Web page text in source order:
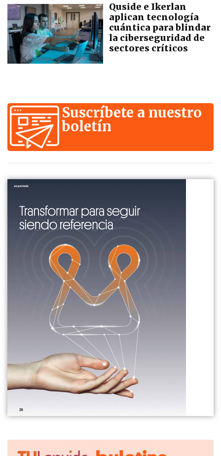
Quside e Ikerlan
aplican tecnología
cuántica para blindar
la ciberseguridad de
sectores críticos
Suscríbete a nuestro
boletín